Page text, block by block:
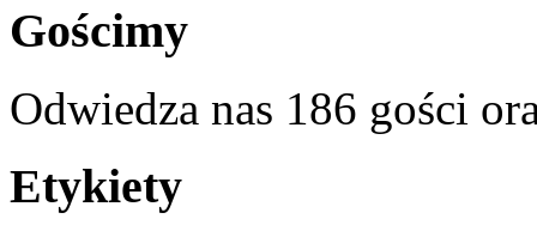
Gościmy
Odwiedza nas 186 gości
Etykiety